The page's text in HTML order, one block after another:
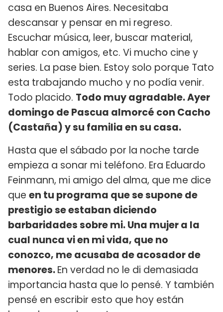
casa en Buenos Aires. Necesitaba
descansar y pensar en mi regreso.
Escuchar música, leer, buscar material,
hablar con amigos, etc. Vi mucho cine y
series. La pase bien. Estoy solo porque Tato
esta trabajando mucho y no podía venir.
Todo placido. Todo muy agradable. Ayer
domingo de Pascua almorcé con Cacho
(Castaña) y su familia en su casa.
Hasta que el sábado por la noche tarde
empieza a sonar mi teléfono. Era Eduardo
Feinmann, mi amigo del alma, que me dice
que en tu programa que se supone de
prestigio se estaban diciendo
barbaridades sobre mi. Una mujer a la
cual nunca vi en mi vida, que no
conozco, me acusaba de acosador de
menores.En verdad no le di demasiada
importancia hasta que lo pensé. Y también
pensé en escribir esto que hoy están